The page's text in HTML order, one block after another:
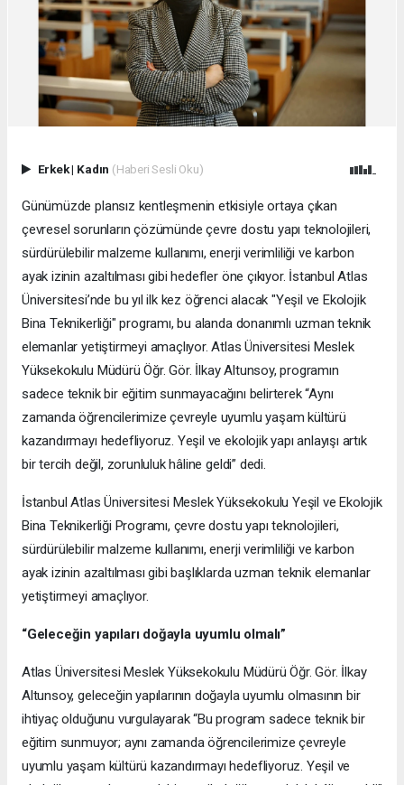
Erkek| Kadın (Haberi Sesli Oku)
Günümüzde plansız kentleşmenin etkisiyle ortaya çıkan
çevresel sorunların çözümünde çevre dostu yapı teknolojileri,
sürdürülebilir malzeme kullanımı, enerji verimliliği ve karbon
ayak izinin azaltılması gibi hedefler öne çıkıyor. İstanbul Atlas
Üniversitesi’nde bu yıl ilk kez öğrenci alacak "Yeşil ve Ekolojik
Bina Teknikerliği" programı, bu alanda donanımlı uzman teknik
elemanlar yetiştirmeyi amaçlıyor. Atlas Üniversitesi Meslek
Yüksekokulu Müdürü Öğr. Gör. İlkay Altunsoy, programın
sadece teknik bir eğitim sunmayacağını belirterek “Aynı
zamanda öğrencilerimize çevreyle uyumlu yaşam kültürü
kazandırmayı hedefliyoruz. Yeşil ve ekolojik yapı anlayışı artık
bir tercih değil, zorunluluk hâline geldi” dedi.
İstanbul Atlas Üniversitesi Meslek Yüksekokulu Yeşil ve Ekolojik
Bina Teknikerliği Programı, çevre dostu yapı teknolojileri,
sürdürülebilir malzeme kullanımı, enerji verimliliği ve karbon
ayak izinin azaltılması gibi başlıklarda uzman teknik elemanlar
yetiştirmeyi amaçlıyor.
“Geleceğin yapıları doğayla uyumlu olmalı”
Atlas Üniversitesi Meslek Yüksekokulu Müdürü Öğr. Gör. İlkay
Altunsoy, geleceğin yapılarının doğayla uyumlu olmasının bir
ihtiyaç olduğunu vurgulayarak “Bu program sadece teknik bir
eğitim sunmuyor; aynı zamanda öğrencilerimize çevreyle
uyumlu yaşam kültürü kazandırmayı hedefliyoruz. Yeşil ve